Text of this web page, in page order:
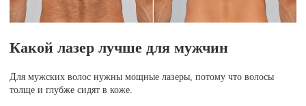
Какой лазер лучше для мужчин
Для мужских волос нужны мощные лазеры, потому что волосы
толще и глубже сидят в коже.